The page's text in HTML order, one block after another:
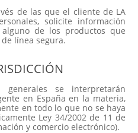
de las que el cliente de LA
solicite información
de los productos que
línea segura.
generales se interpretarán
en España en la materia,
en todo lo que no se haya
Ley 34/2002 de 11 de
y comercio electrónico).